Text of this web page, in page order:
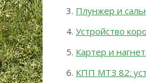
Плунжер и
Устройство
Картер и
КПП МТЗ 82: